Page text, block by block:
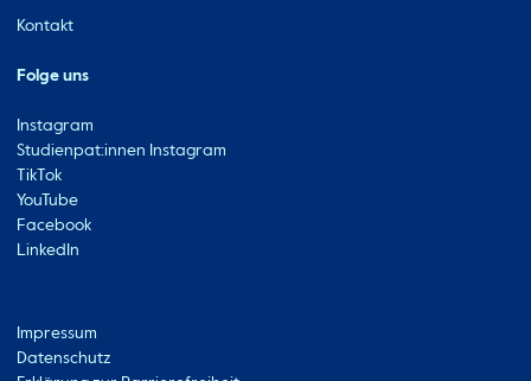
Ressourcen
Kontakt
Folge uns
Instagram
Studienpat:innen Instagram
TikTok
YouTube
Facebook
LinkedIn
Metabar
Impressum
Datenschutz